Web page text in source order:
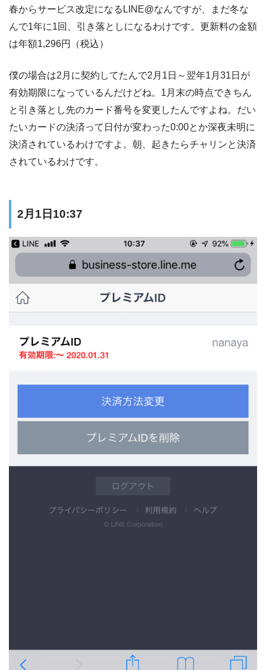
春からサービス改定になるLINE@なんですが、まだ冬な
んで1年に1回、引き落としになるわけです。更新料の金額
は年額1,296円（税込）
僕の場合は2月に契約してたんで2月1日～翌年1月31日が
有効期限になっているんだけどね。1月末の時点できちん
と引き落とし先のカード番号を変更したんですよね。だい
たいカードの決済って日付が変わった0:00とか深夜未明に
決済されているわけですよ。朝、起きたらチャリンと決済
されているわけです。
2月1日10:37